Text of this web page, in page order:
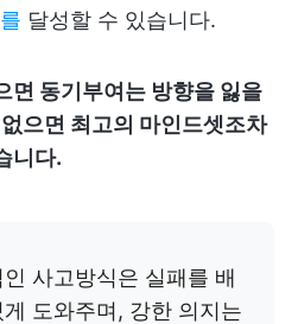
달성할 수 있습니다.
면 동기부여는 방향을 잃을
으면 최고의 마인드셋조차
니다.
사고방식은 실패를 배
도와주며, 강한 의지는